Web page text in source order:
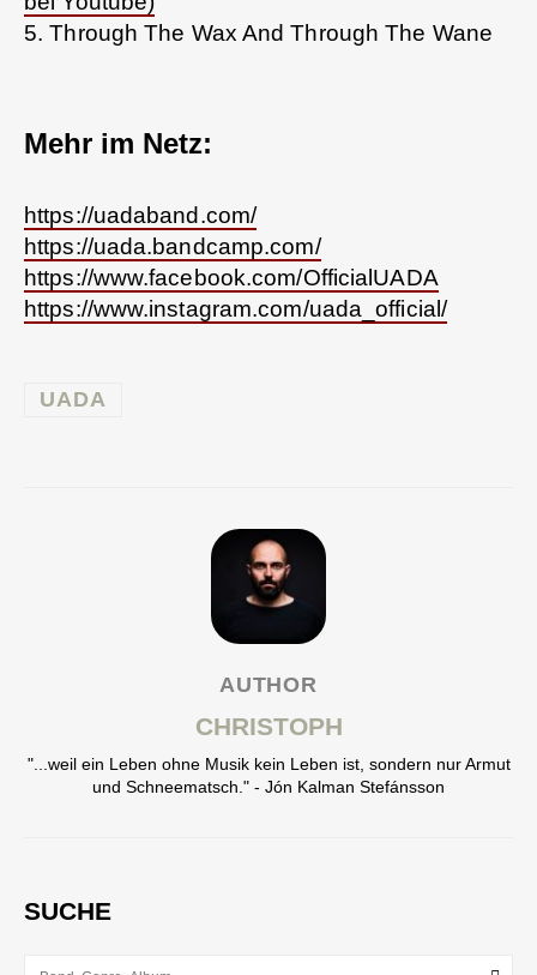
5. Through The Wax And Through The Wane
Mehr im Netz:
https://uadaband.com/
https://uada.bandcamp.com/
https://www.facebook.com/OfficialUADA
https://www.instagram.com/uada_official/
UADA
AUTHOR
CHRISTOPH
"...weil ein Leben ohne Musik kein Leben ist, sondern nur Armut
und Schneematsch." - Jón Kalman Stefánsson
SUCHE